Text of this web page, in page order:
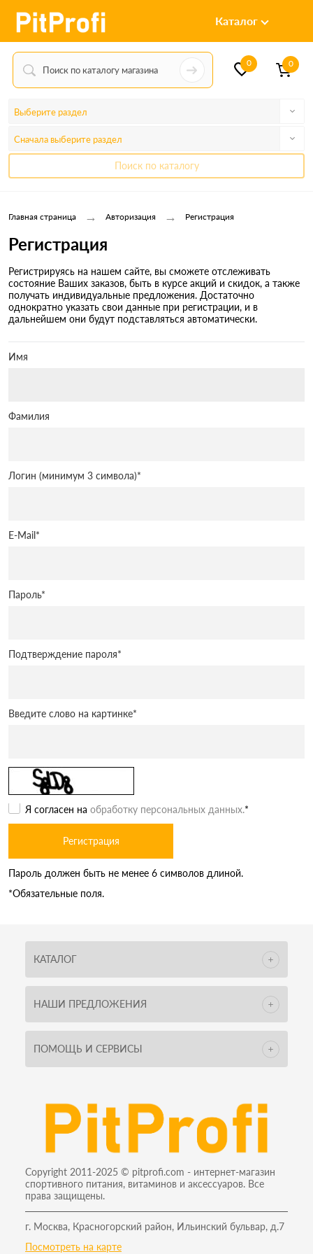
Каталог
0 0
Выберите раздел
Сначала выберите раздел
Поиск по каталогу
Главная страница → Авторизация → Регистрация
Регистрация
Регистрируясь на нашем сайте, вы сможете отслеживать
состояние Ваших заказов, быть в курсе акций и скидок, а также
получать индивидуальные предложения. Достаточно
однократно указать свои данные при регистрации, и в
дальнейшем они будут подставляться автоматически.
Имя
Фамилия
Логин (минимум 3 символа)*
E-Mail*
Пароль*
Подтверждение пароля*
Введите слово на картинке*
Я согласен на обработку персональных данных.*
Пароль должен быть не менее 6 символов длиной.
*Обязательные поля.
КАТАЛОГ
НАШИ ПРЕДЛОЖЕНИЯ
ПОМОЩЬ И СЕРВИСЫ
Copyright 2011-2025 © pitprofi.com - интернет-магазин
спортивного питания, витаминов и аксессуаров. Все
права защищены.
г. Москва, Красногорский район, Ильинский бульвар, д.7
Посмотреть на карте